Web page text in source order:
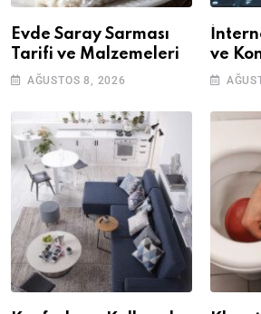
Evde Saray Sarması
Tarifi ve Malzemeleri
AĞUSTOS 8, 2026
ve